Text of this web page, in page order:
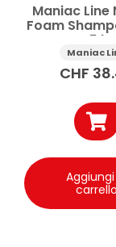
Maniac Line
Foam
5 l
Maniac
CHF
carrello